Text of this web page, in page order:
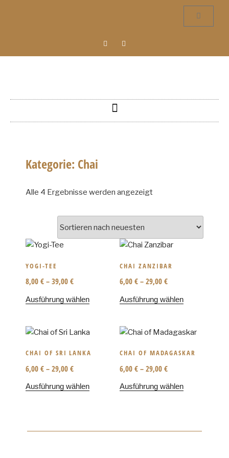
Kategorie: Chai
Alle 4 Ergebnisse werden angezeigt
YOGI-TEE
8,00 € – 39,00 €
Ausführung wählen
CHAI ZANZIBAR
6,00 € – 29,00 €
Ausführung wählen
CHAI OF SRI LANKA
6,00 € – 29,00 €
Ausführung wählen
CHAI OF MADAGASKAR
6,00 € – 29,00 €
Ausführung wählen